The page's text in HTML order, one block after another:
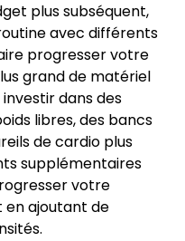
plus subséquent,
avec différents
progresser votre
grand de matériel
dans des
libres, des bancs
de cardio plus
supplémentaires
votre
ajoutant de